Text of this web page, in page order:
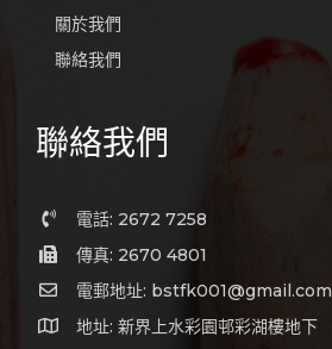
關於我們
聯絡我們
聯絡我們
電話: 2672 7258
傳真: 2670 4801
電郵地址: bstfk001@gmail.com
地址: 新界上水彩園邨彩湖樓地下